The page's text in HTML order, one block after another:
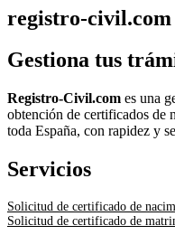
registro-civil.com
Gestiona tus
Registro-Civil.com es una
obtención de certificados de
toda España, con rapidez y
Servicios
Solicitud de certificado de
Solicitud de certificado de